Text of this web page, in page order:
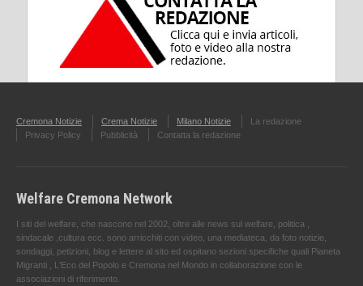
Cremona Notizie Crema Notizie Milano Notizie
La redazione
Privacy Policy
Pubblicità Contatta la redazione
Welfare Cremona Network
I siti del welfare, che nascono nel 2002, oltre alle news sul welfare, politica ,
sindacale ,cultura ecc. sono arricchiti con video, una mediateca, da foto notizie,
sondaggi, petizioni, blog e lettere al sito ed ospitano sezioni specifiche quali Pianeta
Migranti , L'Eco del Popolo e Cremona nel Mondo in collaborazione con le
associazioni di riferimento.